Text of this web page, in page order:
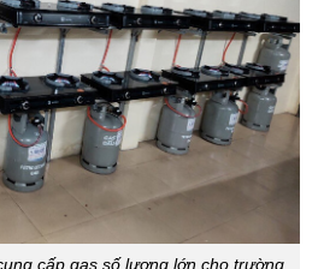
cấp gas số lượng lớn cho trường